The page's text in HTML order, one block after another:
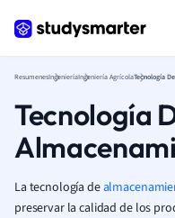
ResumenesIngenieríaIngeniería Agrícola
Tecnología
La tecnología de
preservar la calidad de los